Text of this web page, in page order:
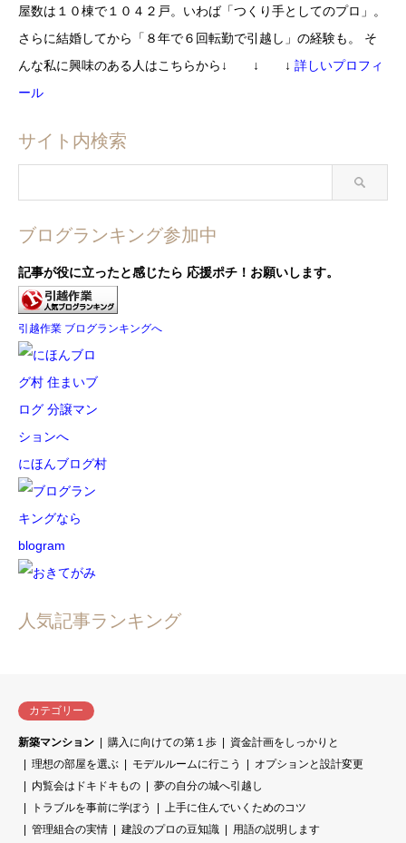
屋数は １０棟で１０４２戸。 いわば「つくり手としてのプロ」。
さらに結婚してから
「８年で６回転勤で引越し」の経験も。
そ
んな私に興味のある人はこちらから ↓ ↓ ↓ 詳しいプロフィ
ール
サイト内検索
ブログランキング参加中
記事が役に立ったと感じたら 応援ポチ！お願いします。
引越作業 ブログランキングへ
にほんブログ村
人気記事ランキング
カテゴリー
新築マンション 購入に向けての第１歩
資金計画をしっかりと
理想の部屋を選ぶ
モデルルームに行こう
オプションと設計変更
内覧会はドキドキもの
夢の自分の城へ引越し
トラブルを事前に学ぼう
上手に住んでいくためのコツ
管理組合の実情
建設のプロの豆知識
用語の説明します